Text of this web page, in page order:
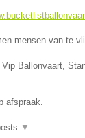
mensen van te
Ballonvaart,
afspraak.
▼